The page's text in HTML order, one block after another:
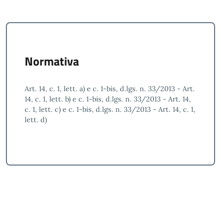
Normativa
Art. 14, c. 1, lett. a) e c. 1-bis, d.lgs. n. 33/2013 - Art.
14, c. 1, lett. b) e c. 1-bis, d.lgs. n. 33/2013 - Art. 14,
c. 1, lett. c) e c. 1-bis, d.lgs. n. 33/2013 - Art. 14, c. 1,
lett. d)